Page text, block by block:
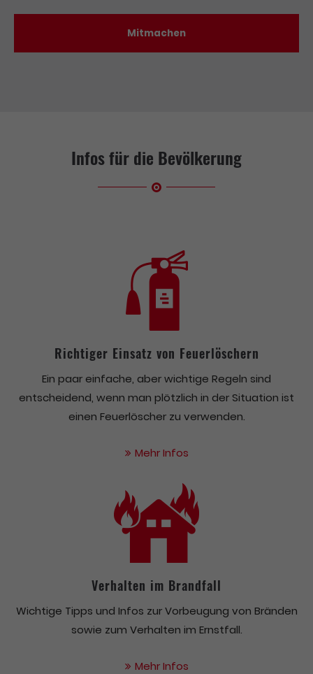
Mitmachen
Infos für die Bevölkerung
Richtiger Einsatz von Feuerlöschern
Ein paar einfache, aber wichtige Regeln sind
entscheidend, wenn man plötzlich in der Situation ist
einen Feuerlöscher zu verwenden.
Mehr Infos
Verhalten im Brandfall
Wichtige Tipps und Infos zur Vorbeugung von Bränden
sowie zum Verhalten im Ernstfall.
Mehr Infos